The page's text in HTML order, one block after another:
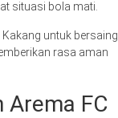
situasi bola mati.
untuk bersaing
rasa aman
FC